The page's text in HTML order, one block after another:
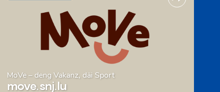
MoVe – deng Vakanz, däi Sport
move.snj.lu